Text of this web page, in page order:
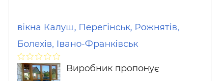
вікна Калуш, Перегінськ, Рожнятів,
Болехів, Івано-Франківськ
Виробник пропонує